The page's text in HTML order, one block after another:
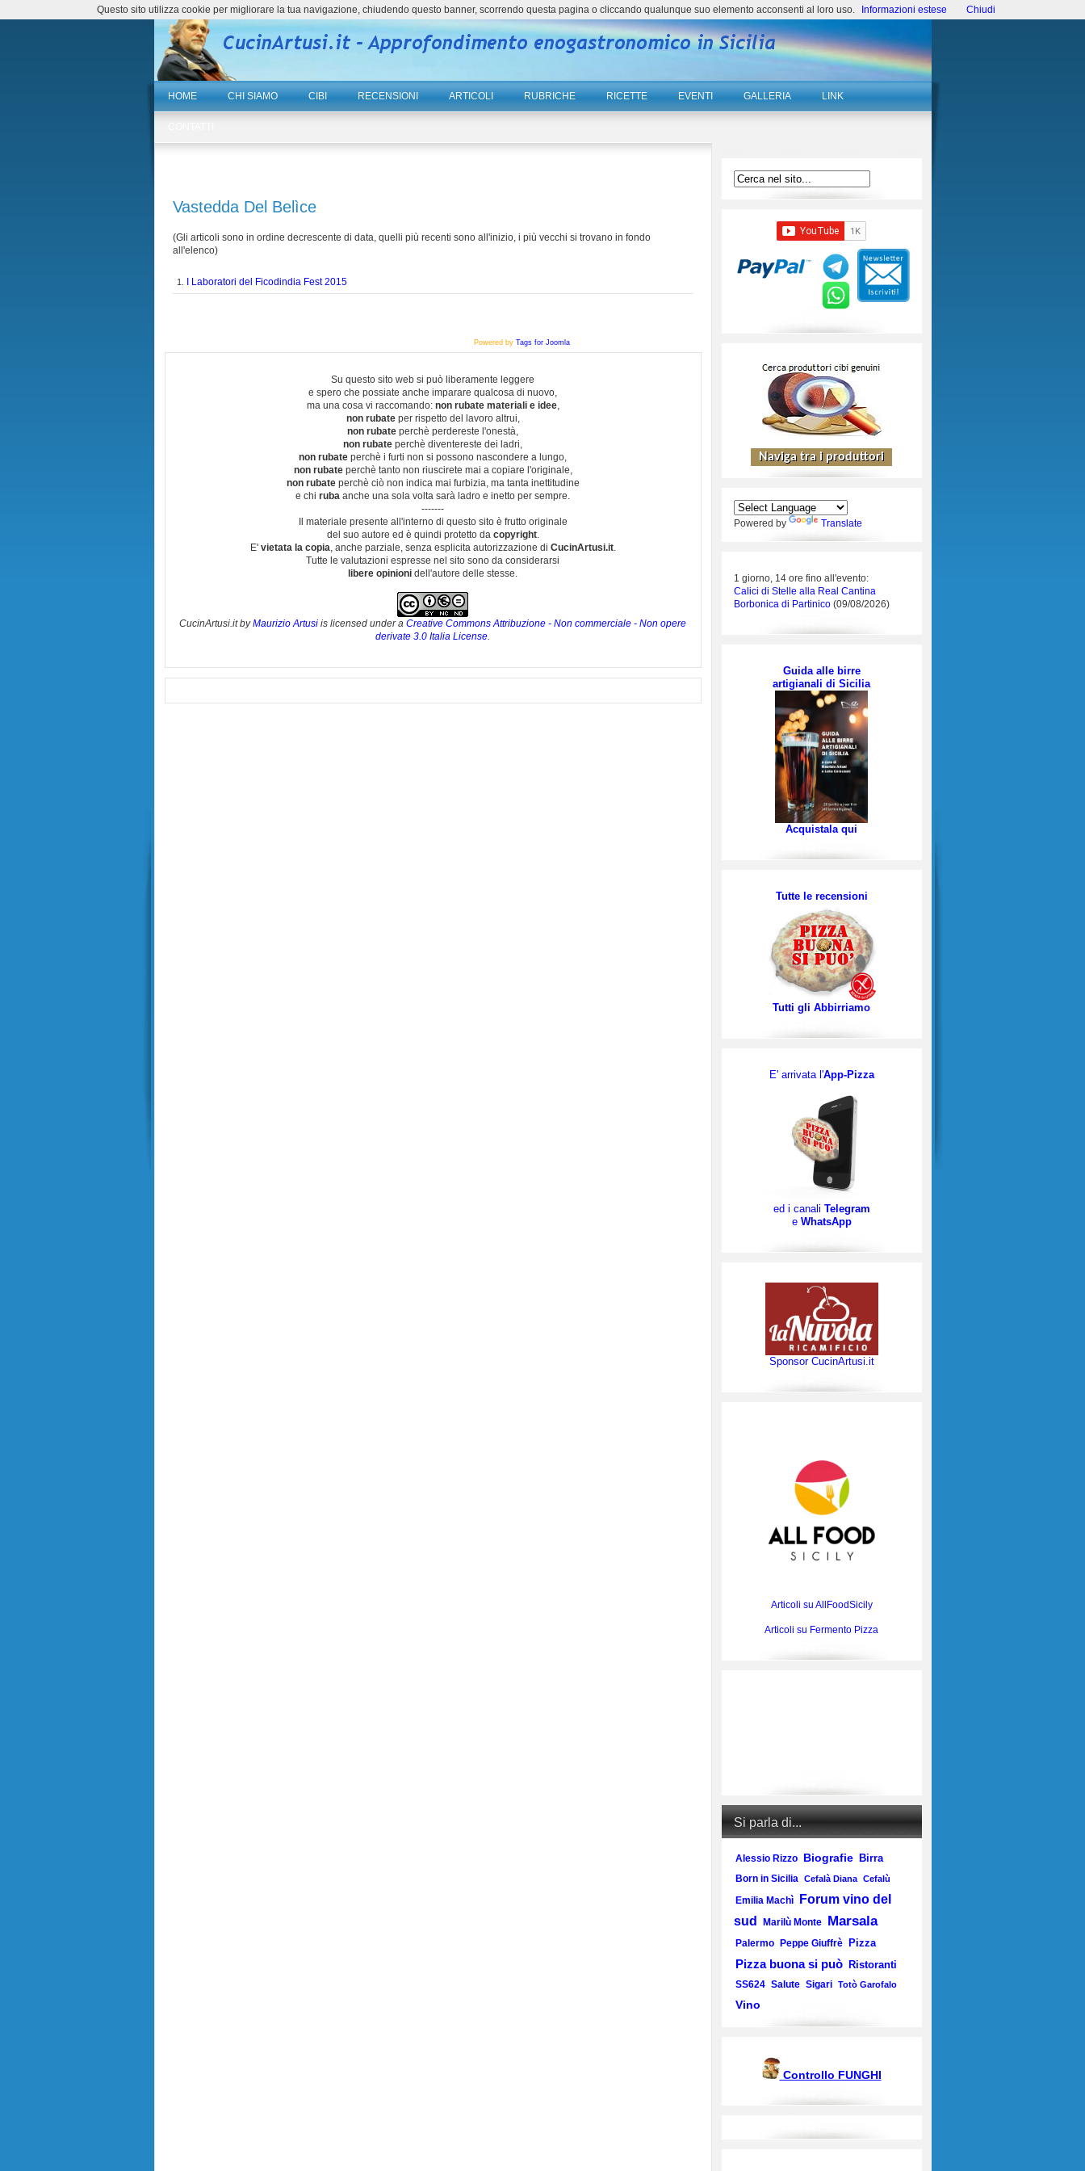
HOME CHI SIAMO CIBI RECENSIONI ARTICOLI RUBRICHE RICETTE EVENTI GALLERIA LINK
Vastedda Del Belìce
(Gli articoli sono in ordine decrescente di data, quelli più recenti sono all'inizio, i più vecchi si trovano in fondo
all'elenco)
1. I Laboratori del Ficodindia Fest 2015
Powered by Tags for Joomla
Su questo sito web si può liberamente leggere
e spero che possiate anche imparare qualcosa di nuovo,
ma una cosa vi raccomando: non rubate materiali e idee,
non rubateper rispetto del lavoro altrui,
non rubate perchè perdereste l'onestà,
non rubate perchè diventereste dei ladri,
non rubate perchè i furti non si possono nascondere a lungo,
non rubateperchè tanto non riuscirete mai a copiare l'originale,
non rubateperchè ciò non indica mai furbizia, ma tanta inettitudine
e chi ruba anche una sola volta sarà ladro e inetto per sempre.
-------
Il materiale presente all'interno di questo sito è frutto originale
del suo autore ed è quindi protetto da copyright.
E' vietata la copia, anche parziale, senza esplicita autorizzazione di CucinArtusi.it.
Tutte le valutazioni espresse nel sito sono da considerarsi
libere opinioni dell'autore delle stesse.
CucinArtusi.itbyMaurizio Artusi is licensed under a Creative Commons Attribuzione - Non commerciale - Non opere
derivate 3.0 Italia License.
Powered by Translate
1 giorno, 14 ore fino all'evento:
Calici di Stelle alla Real Cantina
Borbonica di Partinico (09/08/2026)
Guida alle birre
artigianali di Sicilia
Acquistala qui
Tutte le recensioni
Tutti gli Abbirriamo
E' arrivata l'App-Pizza
ed i canali Telegram
e WhatsApp
Sponsor CucinArtusi.it
Articoli su AllFoodSicily
Articoli su Fermento Pizza
Si parla di...
Alessio Rizzo Biografie Birra
Born in Sicilia Cefalà Diana Cefalù
Emilia Machì
Forum vino del
sud
Marilù Monte Marsala
Palermo Peppe Giuffrè Pizza
Pizza buona si può Ristoranti
SS624 Salute Sigari Totò Garofalo
Vino
Controllo FUNGHI
Questo sito utilizza cookie per migliorare la tua navigazione, chiudendo questo banner, scorrendo questa pagina o cliccando qualunque suo elemento acconsenti al loro uso. Informazioni estese Chiudi